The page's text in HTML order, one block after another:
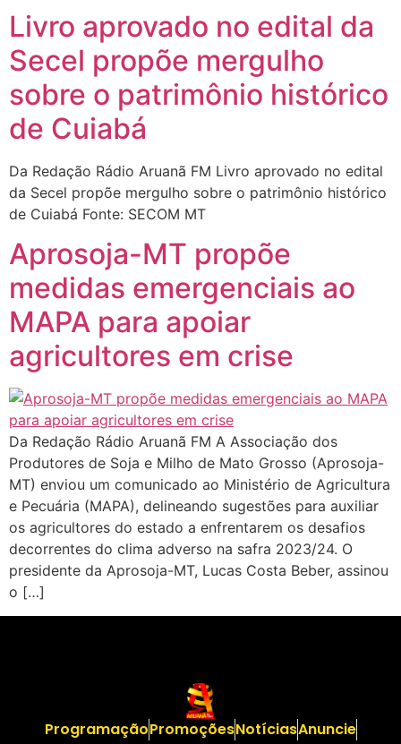
Livro aprovado no edital da
Secel propõe mergulho
sobre o patrimônio histórico
de Cuiabá
Da Redação Rádio Aruanã FM Livro aprovado no edital
da Secel propõe mergulho sobre o patrimônio histórico
de Cuiabá Fonte: SECOM MT
Aprosoja-MT propõe
medidas emergenciais ao
MAPA para apoiar
agricultores em crise
Da Redação Rádio Aruanã FM A Associação dos
Produtores de Soja e Milho de Mato Grosso (Aprosoja-
MT) enviou um comunicado ao Ministério de Agricultura
e Pecuária (MAPA), delineando sugestões para auxiliar
os agricultores do estado a enfrentarem os desafios
decorrentes do clima adverso na safra 2023/24. O
presidente da Aprosoja-MT, Lucas Costa Beber, assinou
o […]
ProgramaçãoPromoçõesNotíciasAnuncie